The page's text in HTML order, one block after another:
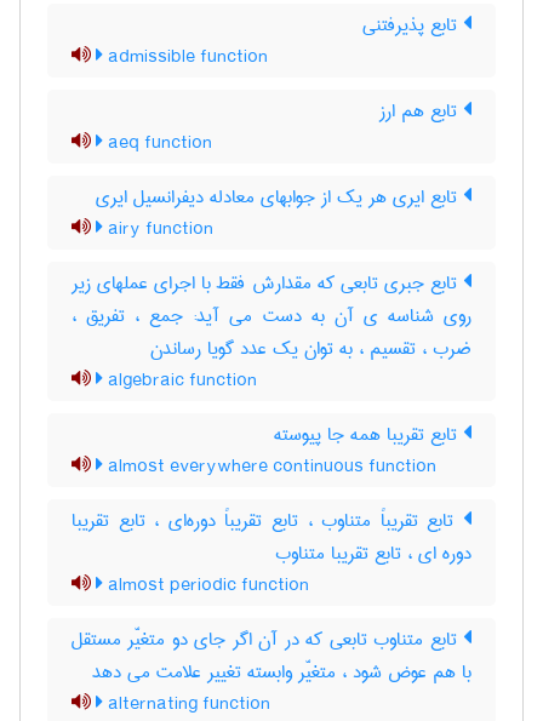
تابع پذیرفتنی
admissible function
تابع هم ارز
aeq function
تابع ایری هر یک از جوابهای معادله دیفرانسیل ایری
airy function
تابع جبری تابعی که مقدارش فقط با اجرای عملهای زیر
روی شناسه ی آن به دست می آید: جمع ، تفریق ،
ضرب ، تقسیم ، به توان یک عدد گویا رساندن
algebraic function
تابع تقریبا همه جا پیوسته
almost everywhere continuous function
تابع تقریباً متناوب ، تابع تقریباً دوره‌ای ، تابع تقریبا
دوره ای ، تابع تقریبا متناوب
almost periodic function
تابع متناوب تابعی که در آن اگر جای دو متغیّر مستقل
با هم عوض شود ، متغیّر وابسته تغییر علامت می دهد
alternating function